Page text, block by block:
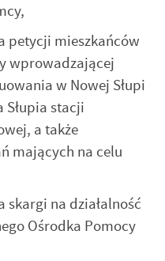
mieszkańców
wprowadzającej
w Nowej Słupi
Słupia stacji
a także
mających na celu
na działalność
Ośrodka Pomocy